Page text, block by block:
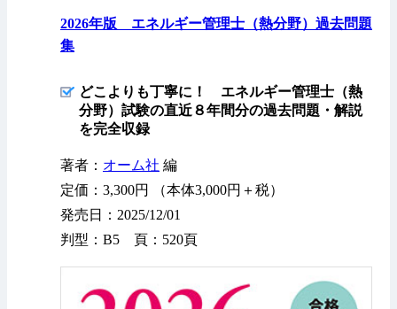
2026年版 エネルギー管理士（熱分野）過去問題
集
どこよりも丁寧に！ エネルギー管理士（熱
分野）試験の直近８年間分の過去問題・解説
を完全収録
著者： オーム社 編
定価：3,300円 （本体3,000円＋税）
発売日：2025/12/01
判型：B5 頁：520頁